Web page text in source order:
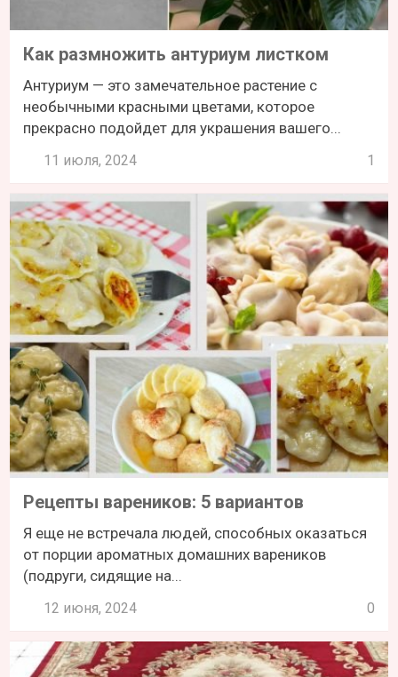
Как размножить антуриум листком
Антуриум — это замечательное растение с
необычными красными цветами, которое
прекрасно подойдет для украшения вашего...
11 июля, 2024 1
Рецепты вареников: 5 вариантов
Я еще не встречала людей, способных оказаться
от порции ароматных домашних вареников
(подруги, сидящие на...
12 июня, 2024 0